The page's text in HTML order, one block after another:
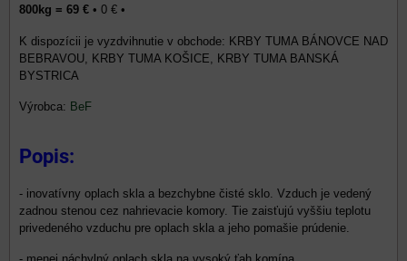
800kg = 69 € • 0 € •
KRBY TUMA BÁNOVCE NAD
BEBRAVOU, KRBY TUMA KOŠICE, KRBY TUMA BANSKÁ
BYSTRICA
Výrobca: BeF
Popis:
- inovatívny oplach skla a bezchybne čisté sklo. Vzduch je vedený
zadnou stenou cez nahrievacie komory. Tie zaisťujú vyššiu teplotu
privedeného vzduchu pre oplach skla a jeho pomašie prúdenie.